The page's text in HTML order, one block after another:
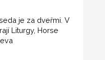
je za dveřmi. V
Liturgy, Horse